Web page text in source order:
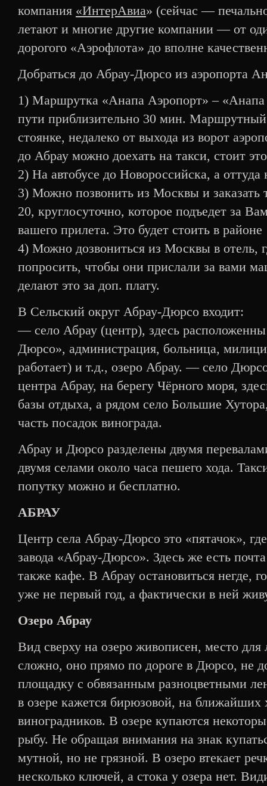
компания «ИнтерАвиа» (сейчас —
летают и многие другие компании — от
дорогого «Аэрофлота» до вполне
Добраться до Абрау-Дюрсо из аэропорта
1) Маршрутка «Анапа Аэропорт» – «Анапа
пути приблизительно 30 мин. Маршрутный
стоянке, недалеко от выхода из ворот
до Абрау можно доехать на такси, стоит
2) На автобусе до Новороссийска, а
3) Можно позвонить из Москвы и заказать
20, круглосуточно, которое подъедет за
вашего прилета. Это будет стоить в
4) Можно дозвониться из Москвы в отель,
попросить, чтобы они прислали за вами
делают это за доп. плату.
В Сельский округ Абрау-Дюрсо входит:
— село Абрау (центр), здесь
Дюрсо», администрация, больница,
работает) и т.д., озеро Абрау. — село
центра Абрау, на берегу Чёрного моря,
базы отдыха, а рядом село Большие
часть посадок винограда.
Абрау и Дюрсо разделены двумя
двумя селами около часа пешего хода.
попутку можно и бесплатно.
АБРАУ
Центр села Абрау-Дюрсо это «пятачок»,
завода «Абрау-Дюрсо». Здесь же есть
также кафе. В Абрау остановиться негде,
уже не первый год, а фактически в ней
Озеро Абрау
Вид сверху на озеро живописен, место для
сложно, оно прямо по дороге в Дюрсо, не
площадку с обвязанным разноцветными
в озере кажется бирюзовой, на
виноградников. В озере купаются
рыбу. Не обращая внимания на знак
мутной, но не грязной. В озеро втекает
несколько ключей, а стока у озера нет.